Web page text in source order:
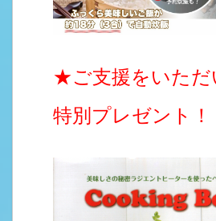
★ご支援をいただ
特別プレゼント！